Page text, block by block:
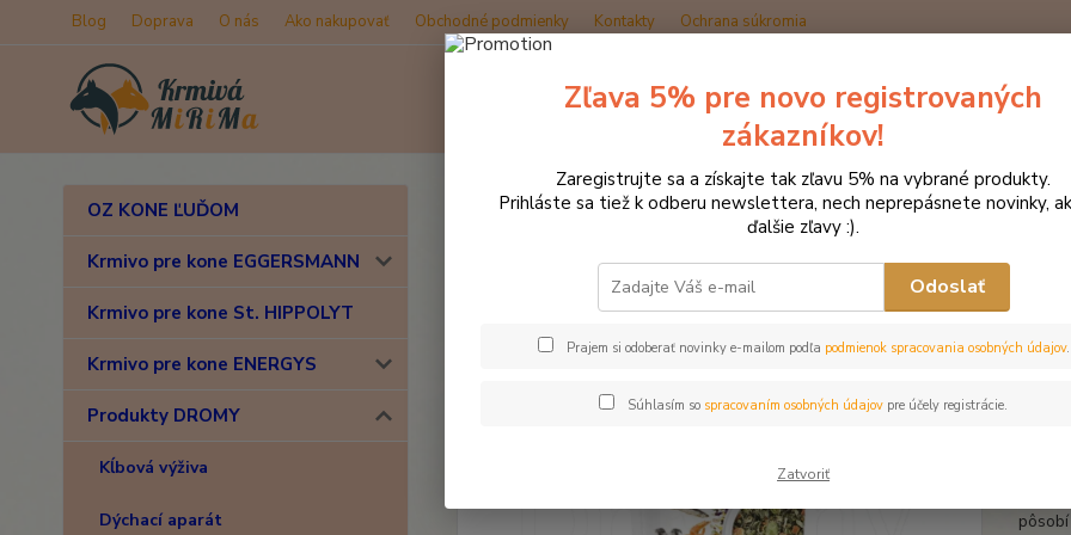
Blog Doprava O nás Ako nakupovať Obchodné podmienky Kontakty Ochrana súkromia
Hľadať
OZ KONE ĽUĎOM
Krmivo pre kone EGGERSMANN
Krmivo pre kone St. HIPPOLYT
Krmivo pre kone ENERGYS
Produkty DROMY
Kĺbová výživa
Dýchací aparát
Produkty DROMY Psy a mačky Doplnky pre BARF Dromy
Dromy Digestive BARF 300 g
pri
Zľava 5% pre novo registrovaných
zákazníkov!
Zaregistrujte sa a získajte tak zľavu 5% na vybrané produkty.
Prihláste sa tiež k odberu newslettera, nech neprepásnete novinky,
ďalšie zľavy :).
Odoslať
Prajem si odoberať novinky e-mailom podľa podmienok spracovania osobných údajov.
Súhlasím so spracovaním osobných údajov pre účely registrácie.
Zatvoriť